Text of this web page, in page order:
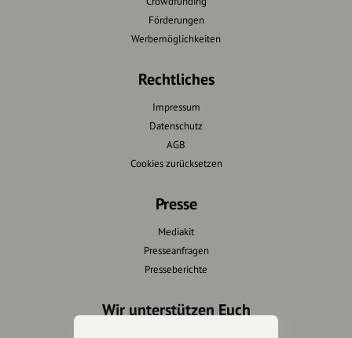
Förderungen
Werbemöglichkeiten
Rechtliches
Impressum
Datenschutz
AGB
Cookies zurücksetzen
Presse
Mediakit
Presseanfragen
Presseberichte
Wir unterstützen Euch